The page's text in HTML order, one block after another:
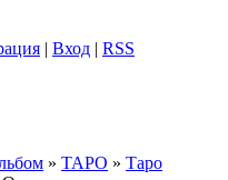
| Вход | RSS
» ТАРО » Таро